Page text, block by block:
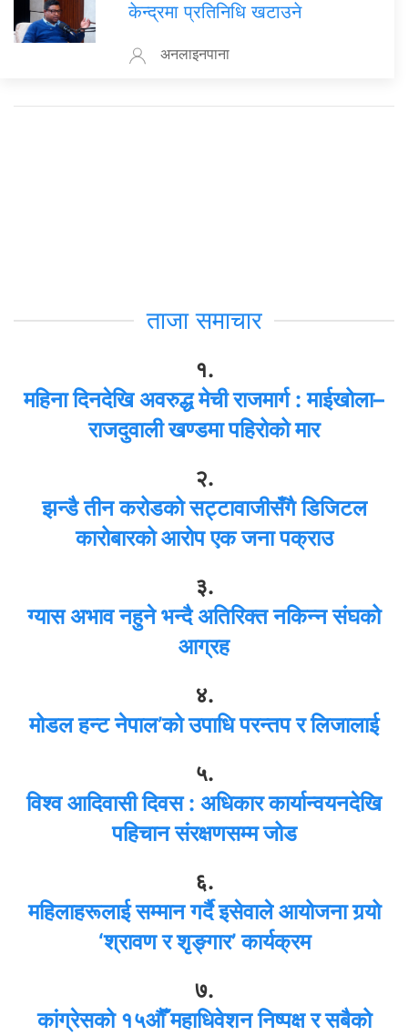
केन्द्रमा प्रतिनिधि खटाउने
अनलाइनपाना
ताजा समाचार
१.
महिना दिनदेखि अवरुद्ध मेची राजमार्ग : माईखोला–
राजदुवाली खण्डमा पहिरोको मार
२.
झन्डै तीन करोडको सट्टावाजीसँगै डिजिटल
कारोबारको आरोप एक जना पक्राउ
३.
ग्यास अभाव नहुने भन्दै अतिरिक्त नकिन्न संघको
आग्रह
४.
मोडल हन्ट नेपाल’को उपाधि परन्तप र लिजालाई
५.
विश्व आदिवासी दिवस : अधिकार कार्यान्वयनदेखि
पहिचान संरक्षणसम्म जोड
६.
महिलाहरूलाई सम्मान गर्दै इसेवाले आयोजना गर्‍यो
‘श्रावण र शृङ्गार’ कार्यक्रम
७.
कांग्रेसको १५औँ महाधिवेशन निष्पक्ष र सबैको